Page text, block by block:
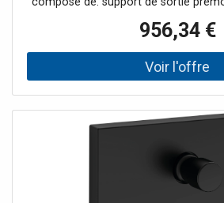
Euphoria Cube main Euphoria Cube
douche en métal 2000 mm
flexibles Raccord pour flexible de
sûr contre le reflux peut être
956,34 €